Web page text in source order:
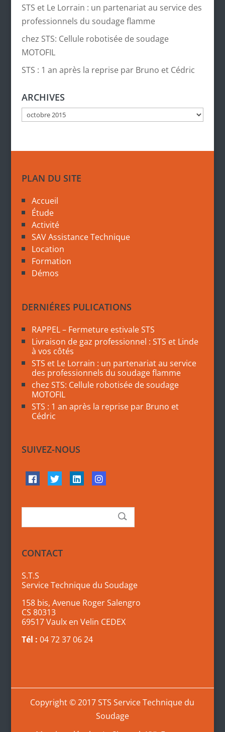
STS et Le Lorrain : un partenariat au service des
professionnels du soudage flamme
chez STS: Cellule robotisée de soudage
MOTOFIL
STS : 1 an après la reprise par Bruno et Cédric
ARCHIVES
Archives
PLAN DU SITE
Accueil
Étude
Activité
SAV Assistance Technique
Location
Formation
Démos
DERNIÉRES PULICATIONS
RAPPEL – Fermeture estivale STS
Livraison de gaz professionnel : STS et Linde
à vos côtés
STS et Le Lorrain : un partenariat au service
des professionnels du soudage flamme
chez STS: Cellule robotisée de soudage
MOTOFIL
STS : 1 an après la reprise par Bruno et
Cédric
SUIVEZ-NOUS
CONTACT
S.T.S
Service Technique du Soudage
158 bis, Avenue Roger Salengro
CS 80313
69517 Vaulx en Velin CEDEX
Tél : 04 72 37 06 24
Copyright © 2017 STS Service Technique du
Soudage